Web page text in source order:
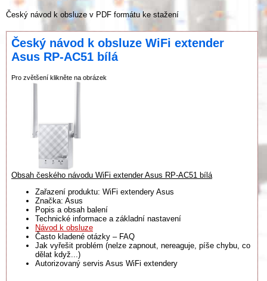
Český návod k obsluze v PDF formátu ke stažení
Český návod k obsluze WiFi extender
Asus RP-AC51 bílá
Pro zvětšení klikněte na obrázek
Obsah českého návodu WiFi extender Asus RP-AC51 bílá
Zařazení produktu: WiFi extendery Asus
Značka: Asus
Popis a obsah balení
Technické informace a základní nastavení
Návod k obsluze
Často kladené otázky – FAQ
Jak vyřešit problém (nelze zapnout, nereaguje, píše chybu, co
dělat když...)
Autorizovaný servis Asus WiFi extendery